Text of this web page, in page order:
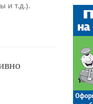
и т.д.).